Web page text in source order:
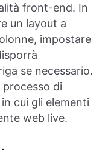
front-end. In
un layout a
impostare
se necessario.
di
cui gli elementi
web live.